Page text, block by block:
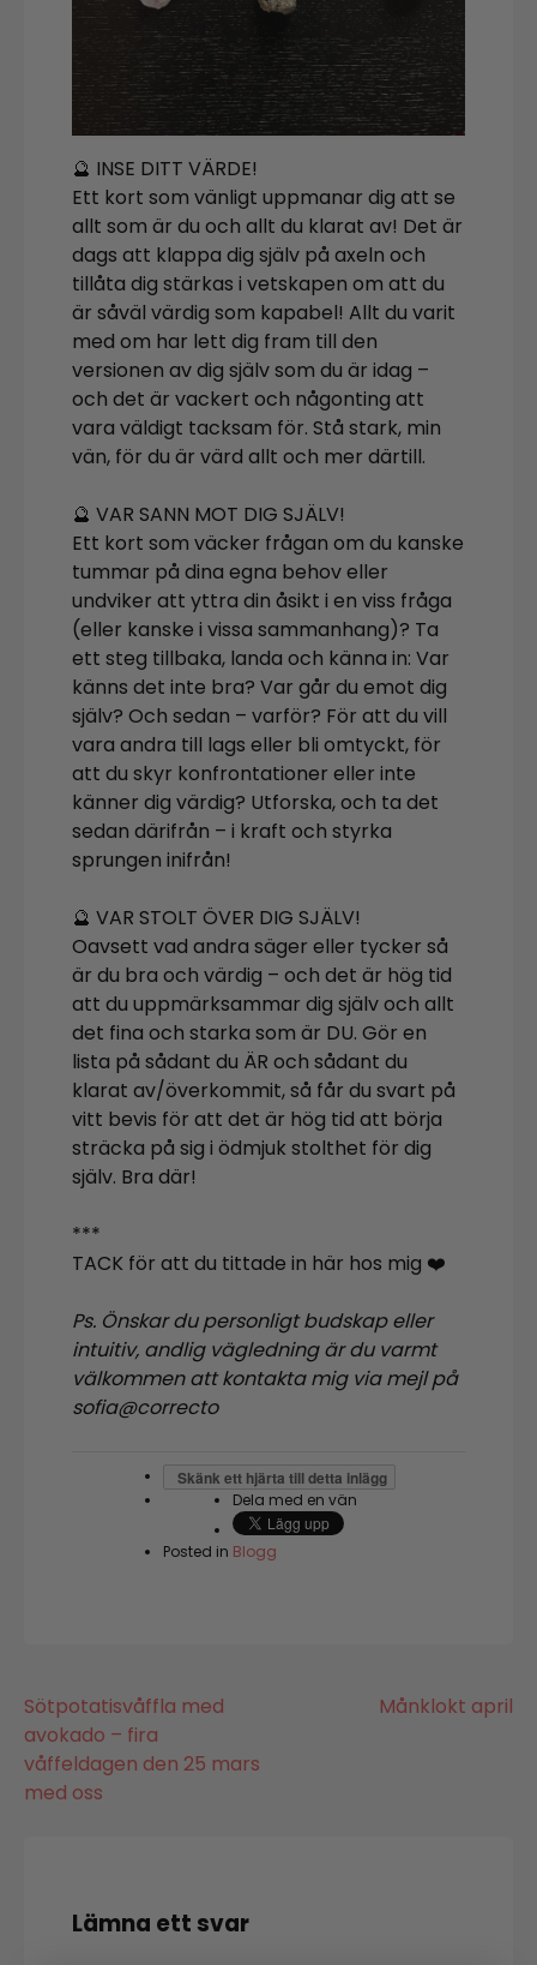
🔮 INSE DITT VÄRDE!
Ett kort som vänligt uppmanar dig att se
allt som är du och allt du klarat av! Det är
dags att klappa dig själv på axeln och
tillåta dig stärkas i vetskapen om att du
är såväl värdig som kapabel! Allt du varit
med om har lett dig fram till den
versionen av dig själv som du är idag –
och det är vackert och någonting att
vara väldigt tacksam för. Stå stark, min
vän, för du är värd allt och mer därtill.
🔮 VAR SANN MOT DIG SJÄLV!
Ett kort som väcker frågan om du kanske
tummar på dina egna behov eller
undviker att yttra din åsikt i en viss fråga
(eller kanske i vissa sammanhang)? Ta
ett steg tillbaka, landa och känna in: Var
känns det inte bra? Var går du emot dig
själv? Och sedan – varför? För att du vill
vara andra till lags eller bli omtyckt, för
att du skyr konfrontationer eller inte
känner dig värdig? Utforska, och ta det
sedan därifrån – i kraft och styrka
sprungen inifrån!
🔮 VAR STOLT ÖVER DIG SJÄLV!
Oavsett vad andra säger eller tycker så
är du bra och värdig – och det är hög tid
att du uppmärksammar dig själv och allt
det fina och starka som är DU. Gör en
lista på sådant du ÄR och sådant du
klarat av/överkommit, så får du svart på
vitt bevis för att det är hög tid att börja
sträcka på sig i ödmjuk stolthet för dig
själv. Bra där!
***
TACK för att du tittade in här hos mig ❤️
Ps. Önskar du personligt budskap eller
intuitiv, andlig vägledning är du varmt
välkommen att kontakta mig via mejl på
sofia@correcto
Skänk ett hjärta till detta inlägg
Dela med en vän
Posted in Blogg
Inläggsnavigering
Sötpotatisvåffla med
avokado – fira
våffeldagen den 25 mars
med oss
Månklokt april
Lämna ett svar